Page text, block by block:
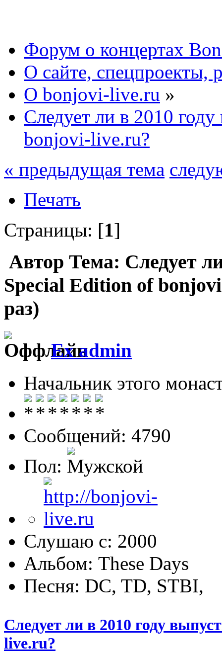
Форум о концертах
О сайте, спецпроекты,
О bonjovi-live.ru »
Следует ли в 2010
bonjovi-live.ru?
« предыдущая тема
Печать
Страницы: [1]
Автор Тема: Следует
Special Edition of
раз)
Ex admin
Начальник этого
Сообщений: 4790
Пол:
Слушаю с: 2000
Альбом: These Days
Песня: DC, TD, STBI,
Следует ли в 2010 году
live.ru?